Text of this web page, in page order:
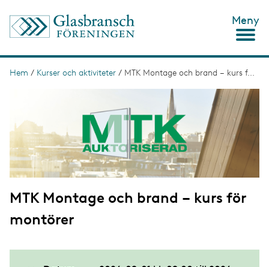
Meny
L
k
s
t
g
Hem / Kurser och aktiviteter / MTK Montage och brand – kurs f...
g
MTK Montage och brand – kurs för
montörer